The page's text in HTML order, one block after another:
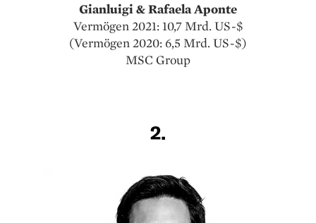
Gianluigi & Rafaela Aponte
Vermögen 2021: 10,7 Mrd. US-$
(Vermögen 2020: 6,5 Mrd. US-$)
MSC Group
2.